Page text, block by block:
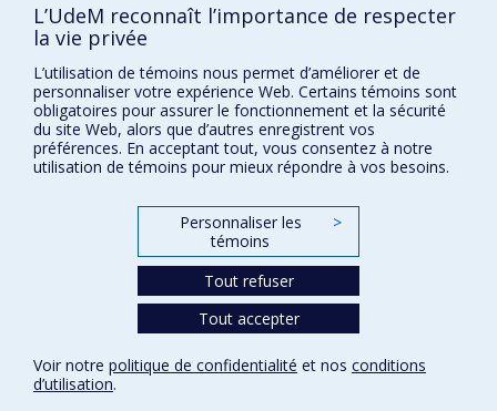
Téléchargez les logos de l'ESPUM
L’UdeM reconnaît l’importance de respecter
la vie privée
L’utilisation de témoins nous permet d’améliorer et de
personnaliser votre expérience Web. Certains témoins sont
obligatoires pour assurer le fonctionnement et la sécurité
du site Web, alors que d’autres enregistrent vos
préférences. En acceptant tout, vous consentez à notre
utilisation de témoins pour mieux répondre à vos besoins.
Personnaliser les
témoins
>
Tout refuser
Tout accepter
Voir notre politique de confidentialité et nos conditions
d’utilisation.